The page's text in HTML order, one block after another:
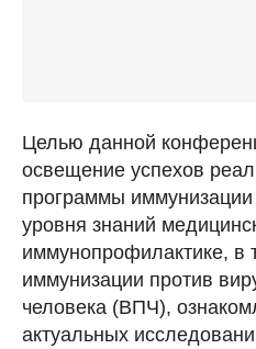
Целью данной
освещение успехов
программы
уровня знаний
иммунопрофилактике, в
иммунизации против
человека (ВПЧ),
актуальных